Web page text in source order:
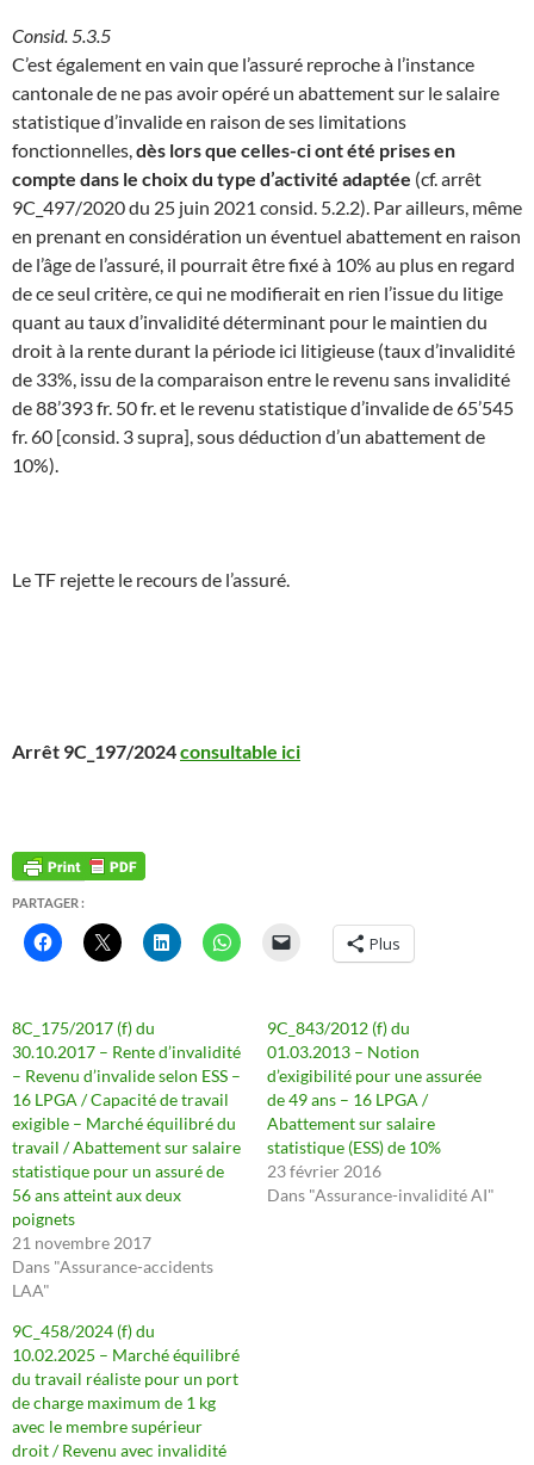
Consid. 5.3.5
C’est également en vain que l’assuré reproche à l’instance
cantonale de ne pas avoir opéré un abattement sur le salaire
statistique d’invalide en raison de ses limitations
fonctionnelles, dès lors que celles-ci ont été prises en
compte dans le choix du type d’activité adaptée (cf. arrêt
9C_497/2020 du 25 juin 2021 consid. 5.2.2). Par ailleurs, même
en prenant en considération un éventuel abattement en raison
de l’âge de l’assuré, il pourrait être fixé à 10% au plus en regard
de ce seul critère, ce qui ne modifierait en rien l’issue du litige
quant au taux d’invalidité déterminant pour le maintien du
droit à la rente durant la période ici litigieuse (taux d’invalidité
de 33%, issu de la comparaison entre le revenu sans invalidité
de 88’393 fr. 50 fr. et le revenu statistique d’invalide de 65’545
fr. 60 [consid. 3 supra], sous déduction d’un abattement de
10%).
Le TF rejette le recours de l’assuré.
Arrêt 9C_197/2024consultable ici
PARTAGER :
Plus
8C_175/2017 (f) du
30.10.2017 – Rente d’invalidité
– Revenu d’invalide selon ESS –
16 LPGA / Capacité de travail
exigible – Marché équilibré du
travail / Abattement sur salaire
statistique pour un assuré de
56 ans atteint aux deux
poignets
21 novembre 2017
Dans "Assurance-accidents
LAA"
9C_843/2012 (f) du
01.03.2013 – Notion
d’exigibilité pour une assurée
de 49 ans – 16 LPGA /
Abattement sur salaire
statistique (ESS) de 10%
23 février 2016
Dans "Assurance-invalidité AI"
9C_458/2024 (f) du
10.02.2025 – Marché équilibré
du travail réaliste pour un port
de charge maximum de 1 kg
avec le membre supérieur
droit / Revenu avec invalidité